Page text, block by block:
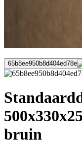
65b8ee950b8d404ed78e
bruin